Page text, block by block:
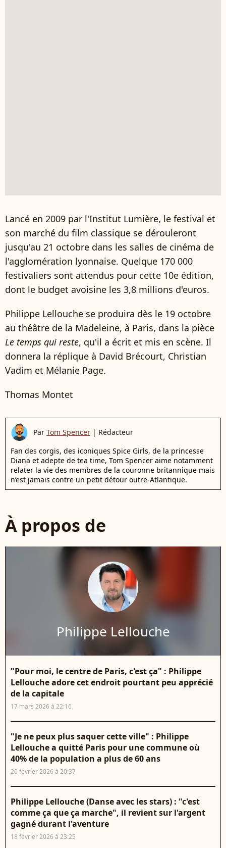
Lancé en 2009 par l'Institut Lumière, le festival et
son marché du film classique se dérouleront
jusqu'au 21 octobre dans les salles de cinéma de
l'agglomération lyonnaise. Quelque 170 000
festivaliers sont attendus pour cette 10e édition,
dont le budget avoisine les 3,8 millions d'euros.
Philippe Lellouche se produira dès le 19 octobre
au théâtre de la Madeleine, à Paris, dans la pièce
Le temps qui reste, qu'il a écrit et mis en scène. Il
donnera la réplique à David Brécourt, Christian
Vadim et Mélanie Page.
Thomas Montet
Par Tom Spencer | Rédacteur
Fan des corgis, des iconiques Spice Girls, de la princesse
Diana et adepte de tea time, Tom Spencer aime notamment
relater la vie des membres de la couronne britannique mais
n’est jamais contre un petit détour outre-Atlantique.
À propos de
Philippe Lellouche
"Pour moi, le centre de Paris, c'est ça" : Philippe
Lellouche adore cet endroit pourtant peu apprécié
de la capitale
17 mars 2026 à 22:16
"Je ne peux plus saquer cette ville" : Philippe
Lellouche a quitté Paris pour une commune où
40% de la population a plus de 60 ans
20 février 2026 à 20:37
Philippe Lellouche (Danse avec les stars) : "c'est
comme ça que ça marche", il revient sur l'argent
gagné durant l'aventure
18 février 2026 à 23:25